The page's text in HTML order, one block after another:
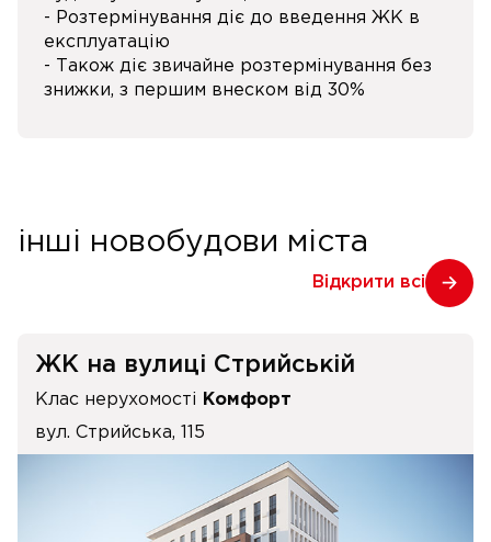
- Розтермінування діє до введення ЖК в
експлуатацію
- Також діє звичайне розтермінування без
знижки, з першим внеском від 30%
інші новобудови міста
Відкрити всі
ЖК на вулиці Стрийській
Клас нерухомості
Комфорт
вул. Стрийська, 115